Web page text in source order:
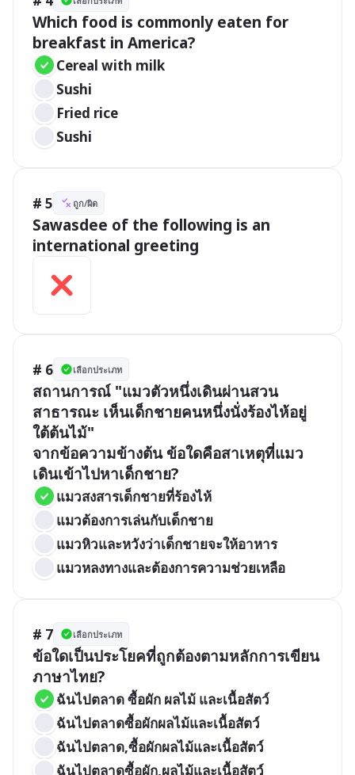
Which food is commonly eaten for
breakfast in America?
Cereal with milk
Sushi
Fried rice
Sushi
# 5 ถูก/ผิด
Sawasdee of the following is an
international greeting
# 6 เลือกประเภท
สถานการณ์ "แมวตัวหนึ่งเดินผ่านสวน
สาธารณะ เห็นเด็กชายคนหนึ่งนั่งร้องไห้อยู่
ใต้ต้นไม้"
จากข้อความข้างต้น ข้อใดคือสาเหตุที่แมว
เดินเข้าไปหาเด็กชาย?
แมวสงสารเด็กชายที่ร้องไห้
แมวต้องการเล่นกับเด็กชาย
แมวหิวและหวังว่าเด็กชายจะให้อาหาร
แมวหลงทางและต้องการความช่วยเหลือ
# 7 เลือกประเภท
ข้อใดเป็นประโยคที่ถูกต้องตามหลักการเขียน
ภาษาไทย?
ฉันไปตลาด ซื้อผัก ผลไม้ และเนื้อสัตว์
ฉันไปตลาดซื้อผักผลไม้และเนื้อสัตว์
ฉันไปตลาด,ซื้อผักผลไม้และเนื้อสัตว์
ฉันไปตลาดซื้อผัก,ผลไม้และเนื้อสัตว์